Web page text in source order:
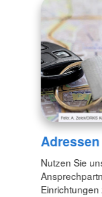
Adressen
Nutzen Sie